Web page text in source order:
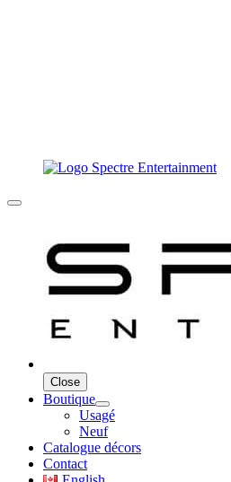
Close
Boutique
Usagé
Neuf
Catalogue décors
Contact